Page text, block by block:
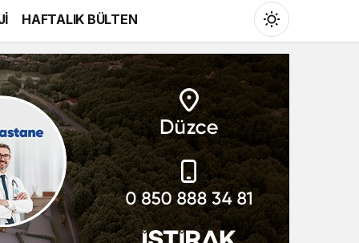
HAFTALIK BÜLTEN
Gündüz Modu
Gündüz modunu seçin.
Gece Modu
Gece modunu seçin.